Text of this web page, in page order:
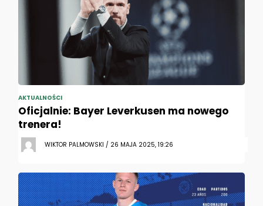
AKTUALNOŚCI
Oficjalnie: Bayer Leverkusen ma nowego
trenera!
WIKTOR PALMOWSKI / 26 MAJA 2025, 19:26